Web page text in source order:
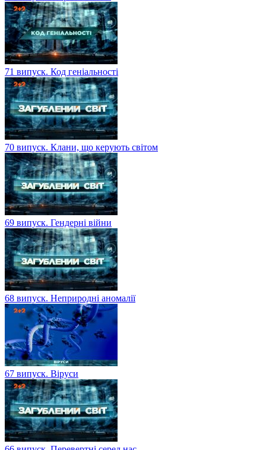
71 випуск. Код геніальності
70 випуск. Клани, що керують світом
69 випуск. Гендерні війни
68 випуск. Неприродні аномалії
67 випуск. Віруси